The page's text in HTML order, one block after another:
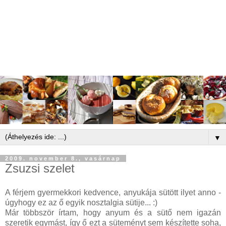
▼
2009. november 8., vasárnap
Zsuzsi szelet
A férjem gyermekkori kedvence, anyukája sütött ilyet anno -
úgyhogy ez az ő egyik nosztalgia sütije... :)
Már többször írtam, hogy anyum és a sütő nem igazán
szeretik egymást, így ő ezt a süteményt sem készítette soha,